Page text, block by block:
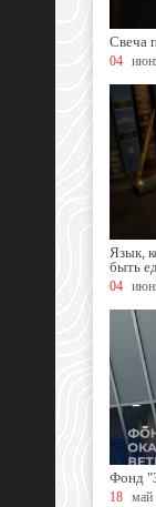
Свеча
04
Язык,
быть
04
Фонд
18 май